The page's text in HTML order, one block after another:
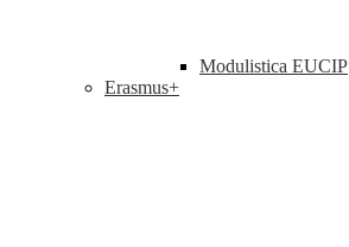
Modulistica EUCIP
Erasmus+